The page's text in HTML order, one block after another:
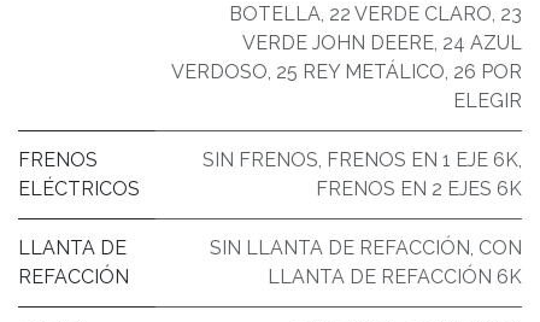
BOTELLA 22 VERDE CLARO 23
VERDE JOHN DEERE 24 AZUL
VERDOSO 25 REY METÁLICO 26 POR
ELEGIR
FRENOS
ELÉCTRICOS
SIN FRENOS FRENOS EN 1 EJE 6K
FRENOS EN 2 EJES 6K
LLANTA DE
REFACCIÓN
SIN LLANTA DE REFACCIÓN CON
LLANTA DE REFACCIÓN 6K